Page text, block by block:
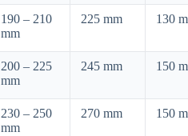
190 – 210
mm
225 mm 130
200 – 225
mm
245 mm 150
230 – 250
mm
270 mm 150